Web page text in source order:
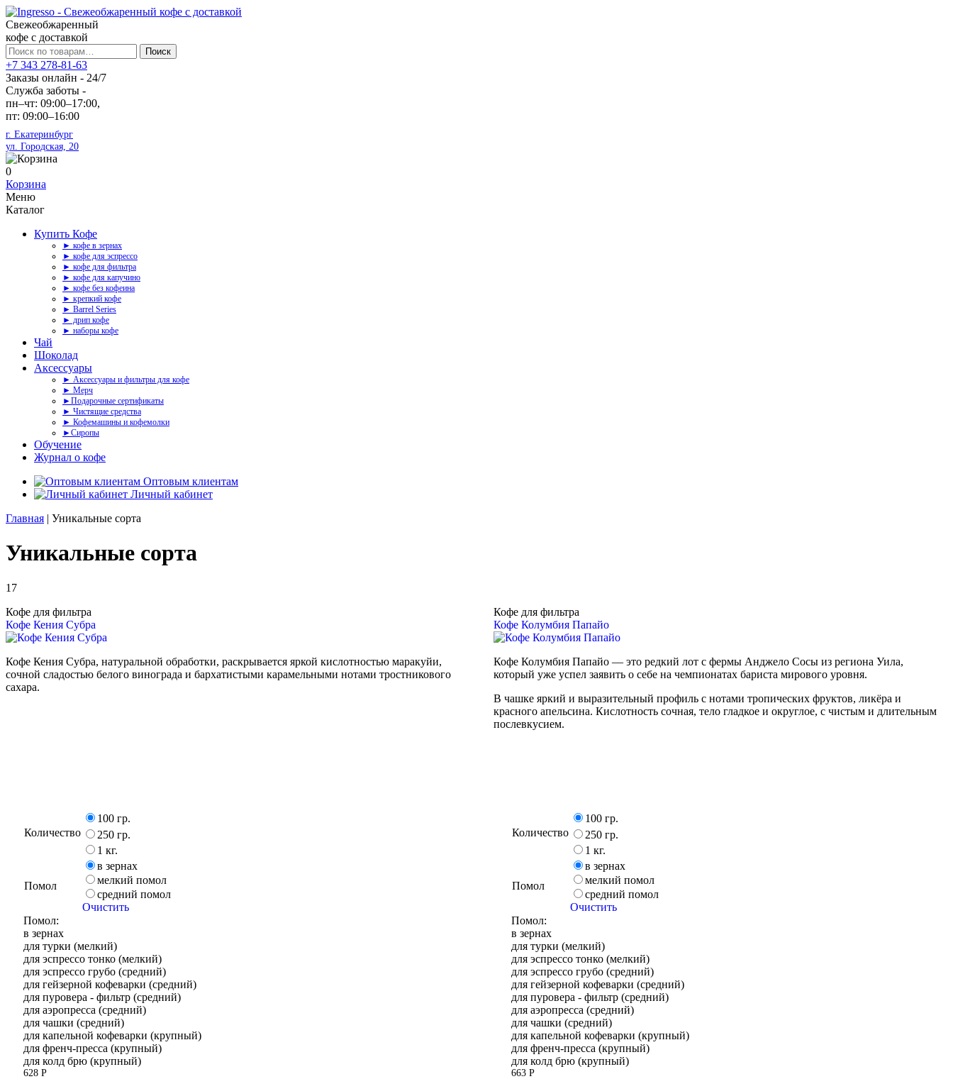
Свежеобжаренный
кофе с доставкой
Искать:
Поиск
+7 343 278-81-63
Заказы онлайн - 24/7
Служба заботы -
пн–чт: 09:00–17:00,
пт: 09:00–16:00
г. Екатеринбург
ул. Городская, 20
0
Корзина
Меню
Каталог
Купить Кофе
► кофе в зернах
► кофе для эспрессо
► кофе для фильтра
► кофе для капучино
► кофе без кофеина
► крепкий кофе
► Barrel Series
► дрип кофе
► наборы кофе
Чай
Шоколад
Аксессуары
► Аксессуары и фильтры для кофе
► Мерч
►Подарочные сертификаты
► Чистящие средства
► Кофемашины и кофемолки
►Сиропы
Обучение
Журнал о кофе
Оптовым клиентам
Личный кабинет
Главная | Уникальные сорта
Уникальные сорта
17
Кофе для фильтра
Кофе Кения Субра
Кофе Кения Субра, натуральной обработки, раскрывается яркой кислотностью маракуйи,
сочной сладостью белого винограда и бархатистыми карамельными нотами тростникового
сахара.
Количество
100 гр.
250 гр.
1 кг.
Помол
в зернах
мелкий помол
средний помол
Очистить
Помол:
в зернах
для турки (мелкий)
для эспрессо тонко (мелкий)
для эспрессо грубо (средний)
для гейзерной кофеварки (средний)
для пуровера - фильтр (средний)
для аэропресса (средний)
для чашки (средний)
для капельной кофеварки (крупный)
для френч-пресса (крупный)
для колд брю (крупный)
628Р
Кофе для фильтра
Кофе Колумбия Папайо
Кофе Колумбия Папайо — это редкий лот с фермы Анджело Сосы из региона Уила,
который уже успел заявить о себе на чемпионатах бариста мирового уровня.
В чашке яркий и выразительный профиль с нотами тропических фруктов, ликёра и
красного апельсина. Кислотность сочная, тело гладкое и округлое, с чистым и длительным
послевкусием.
Количество
100 гр.
250 гр.
1 кг.
Помол
в зернах
мелкий помол
средний помол
Очистить
Помол:
в зернах
для турки (мелкий)
для эспрессо тонко (мелкий)
для эспрессо грубо (средний)
для гейзерной кофеварки (средний)
для пуровера - фильтр (средний)
для аэропресса (средний)
для чашки (средний)
для капельной кофеварки (крупный)
для френч-пресса (крупный)
для колд брю (крупный)
663Р